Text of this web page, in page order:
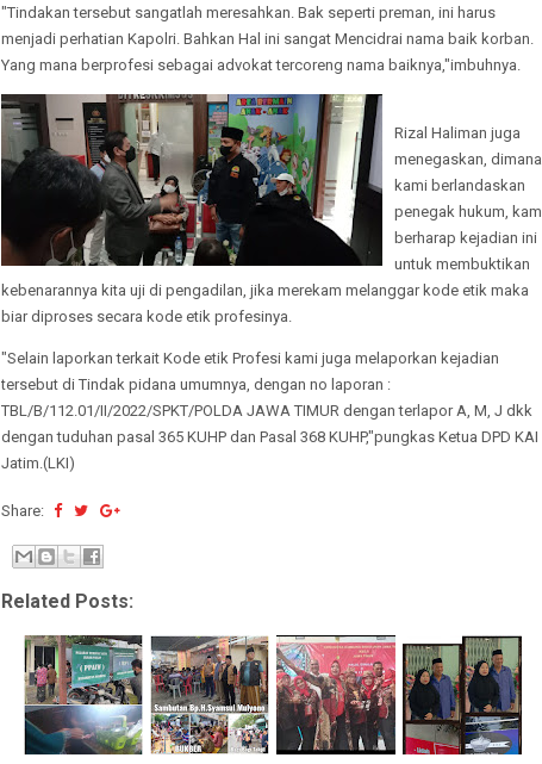
"Tindakan tersebut sangatlah meresahkan. Bak seperti preman, ini harus
menjadi perhatian Kapolri. Bahkan Hal ini sangat Mencidrai nama baik korban.
Yang mana berprofesi sebagai advokat tercoreng nama baiknya,"imbuhnya.
Rizal Haliman juga
menegaskan, dimana
kami berlandaskan
penegak hukum,
berharap kejadian ini
untuk membuktikan
kebenarannya kita uji di pengadilan, jika merekam melanggar kode etik maka
biar diproses secara kode etik profesinya.
"Selain laporkan terkait Kode etik Profesi kami juga melaporkan kejadian
tersebut di Tindak pidana umumnya, dengan no laporan :
TBL/B/112.01/II/2022/SPKT/POLDA JAWA TIMUR dengan terlapor A, M, J dkk
dengan tuduhan pasal 365 KUHP dan Pasal 368 KUHP,"pungkas Ketua DPD KAI
Jatim.(LKI)
Share:
Related Posts: